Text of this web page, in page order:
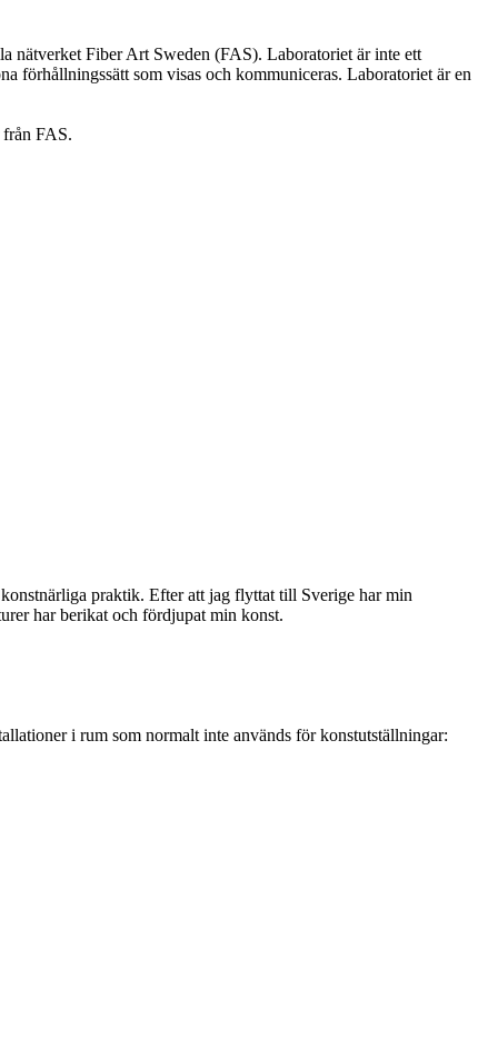
nätverket Fiber Art Sweden (FAS). Laboratoriet är inte ett
förhållningssätt som visas och kommuniceras. Laboratoriet är en
från FAS.
praktik. Efter att jag flyttat till Sverige har min
har berikat och fördjupat min konst.
i rum som normalt inte används för konstutställningar: